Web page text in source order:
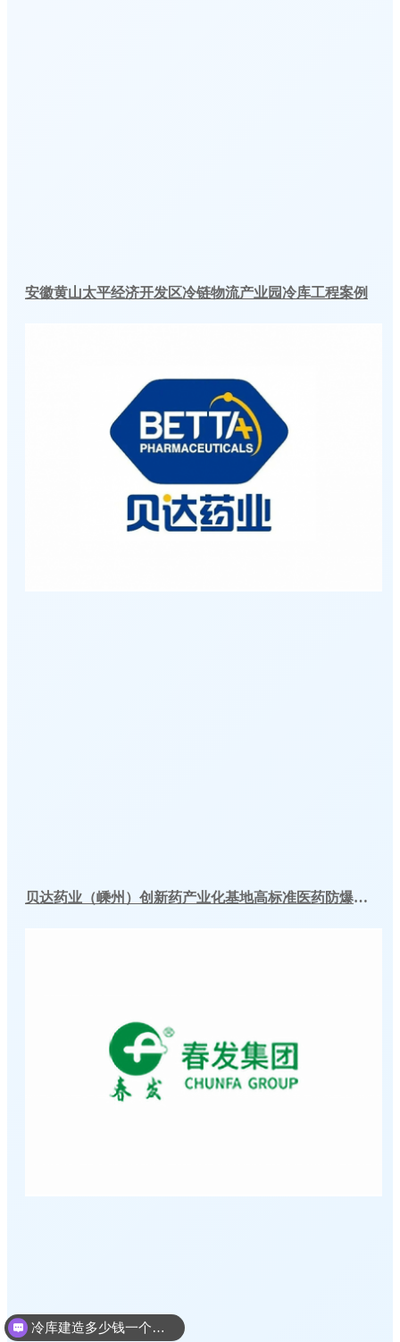
安徽黄山太平经济开发区冷链物流产业园冷库工程案例
贝达药业（嵊州）创新药产业化基地高标准医药防爆冷库建造工程案例
冷库建造多少钱一个平方